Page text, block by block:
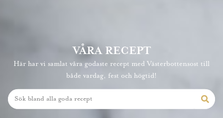
VÅRA RECEPT
Här har vi samlat våra godaste recept med Västerbottensost till
både vardag, fest och högtid!